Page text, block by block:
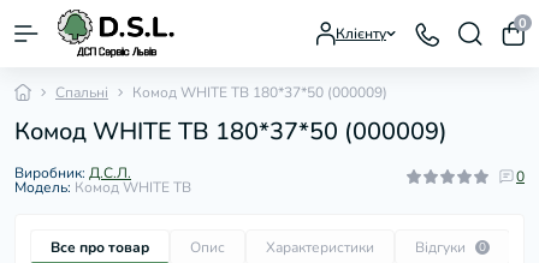
Клієнту
0
Спальні Комод WHITE ТВ 180*37*50 (000009)
Комод WHITE ТВ 180*37*50 (000009)
Виробник: Д.С.Л.
Модель: Комод WHITE ТВ
0
Все про товар Опис Характеристики Відгуки 0